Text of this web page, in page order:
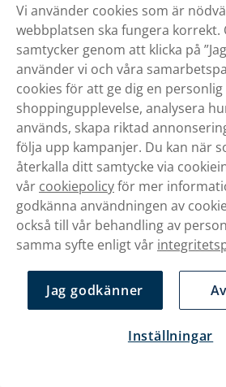
XQS The Peppermint 10mg
XQS Virgin Peppermint Nikotinfritt
Snus
XQS Cucumber Fizz 10mg Limited
Edition
XQS Pink Lemon Fizz 10mg Limited
Edition
XQS Pink Lemon Fizz 14mg Limited
Edition
Slim
Relaterade artiklar
Vi använder cookies som är
webbplatsen ska fungera korrekt.
samtycker genom att klicka på
använder vi och våra
cookies för att ge dig en personlig
shoppingupplevelse, analysera
används, skapa riktad
följa upp kampanjer. Du kan när
återkalla ditt samtycke via
vår cookiepolicyför mer
godkänna användningen av
också till vår behandling av
samma syfte enligt vår
Jag godkänner
Inställningar